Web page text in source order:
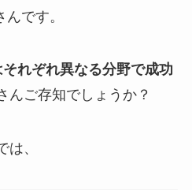
です。
れぞれ異なる分野で成功
んご存知でしょうか？
、